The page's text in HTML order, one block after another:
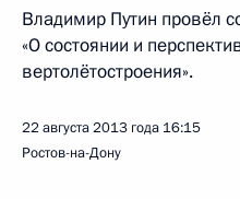
Владимир Путин провёл
«О состоянии и
вертолётостроения».
22 августа 2013 года 16:15
Ростов-на-Дону